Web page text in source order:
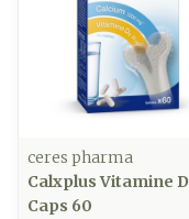
ceres pharma
Calxplus Vitamine D
Caps 60